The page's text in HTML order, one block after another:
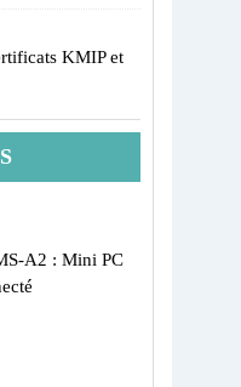
KMIP et
A2 : Mini PC